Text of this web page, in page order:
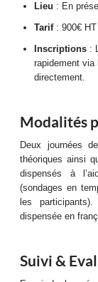
Lieu : En
Tarif: 900€ HT
Inscriptions :
rapidement
directement.
Modalités
Deux journées
théoriques ainsi
dispensés à
(sondages en
les
dispensée en
Suivi &